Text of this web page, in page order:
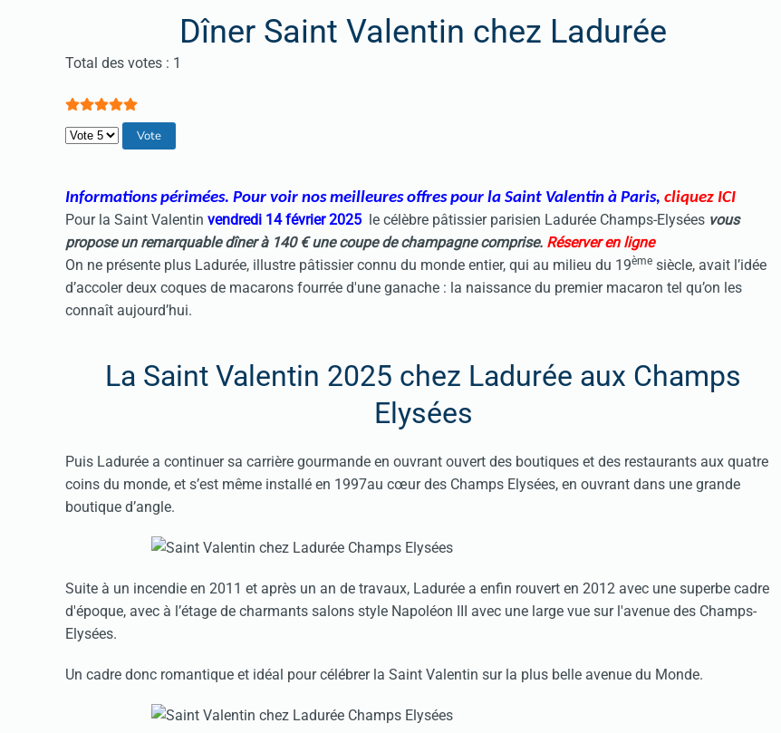
Dîner Saint Valentin chez Ladurée
Vote utilisateur:5/
Total des votes : 1
Veuillez voter
Informations périmées. Pour voir nos meilleures offres pour la Saint Valentin à Paris, cliquez ICI
Pour la Saint Valentin vendredi 14 février 2025 le célèbre pâtissier parisien Ladurée Champs-Elysées vous
propose un remarquable dîner à 140 € une coupe de champagne comprise. Réserver en ligne
On ne présente plus Ladurée, illustre pâtissier connu du monde entier, qui au milieu du 19ème siècle, avait l’idée
d’accoler deux coques de macarons fourrée d'une ganache : la naissance du premier macaron tel qu’on les
connaît aujourd’hui.
La Saint Valentin 2025 chez Ladurée aux Champs
Elysées
Puis Ladurée a continuer sa carrière gourmande en ouvrant ouvert des boutiques et des restaurants aux quatre
coins du monde, et s’est même installé en 1997au cœur des Champs Elysées, en ouvrant dans une grande
boutique d’angle.
Suite à un incendie en 2011 et après un an de travaux, Ladurée a enfin rouvert en 2012 avec une superbe cadre
d'époque, avec à l’étage de charmants salons style Napoléon III avec une large vue sur l'avenue des Champs-
Elysées.
Un cadre donc romantique et idéal pour célébrer la Saint Valentin sur la plus belle avenue du Monde.